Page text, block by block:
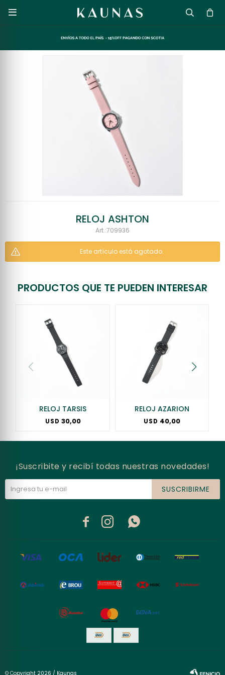

RELOJ ASHTON
709936
Este artículo está agotado.
PRODUCTOS QUE TE PUEDEN INTERESAR
RELOJ TARSIS
USD 30,00
RELOJ AZARION
USD 40,00
¡Suscribite y recibí todas nuestras novedades!
SUSCRIBIRME
  
© Copyright 2026 / Kaunas